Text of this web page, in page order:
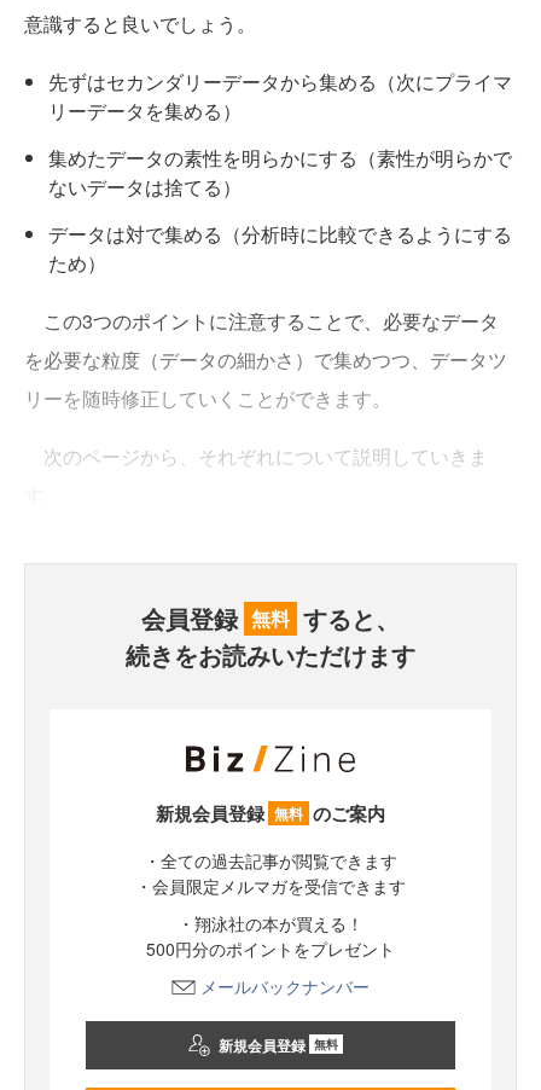
意識すると良いでしょう。
先ずはセカンダリーデータから集める（次にプライマ
リーデータを集める）
集めたデータの素性を明らかにする（素性が明らかで
ないデータは捨てる）
データは対で集める（分析時に比較できるようにする
ため）
この3つのポイントに注意することで、必要なデータ
を必要な粒度（データの細かさ）で集めつつ、データツ
リーを随時修正していくことができます。
次のページから、それぞれについて説明していきま
会員登録 無料 すると、
続きをお読みいただけます
新規会員登録 無料 のご案内
・全ての過去記事が閲覧できます
・会員限定メルマガを受信できます
・翔泳社の本が買える！
500円分のポイントをプレゼント
メールバックナンバー
新規会員登録 無料